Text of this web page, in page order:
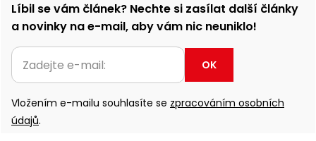
Líbil se vám článek? Nechte si zasílat další články
a novinky na e-mail, aby vám nic neuniklo!
OK
Vložením e-mailu souhlasíte se zpracováním osobních
údajů.